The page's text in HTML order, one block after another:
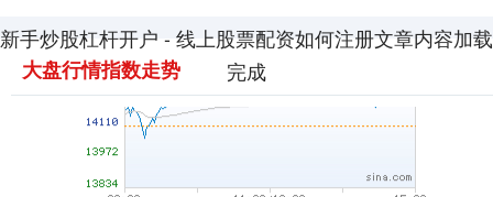
新手炒股杠杆开户 - 线上股票配资如何注册文章内容加载
完成
大盘行情指数走势